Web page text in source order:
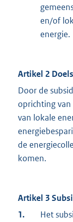
en/of
energie.
Artikel 2
Door de
oprichting
van lokale
de
komen.
Artikel 3
1.
Het